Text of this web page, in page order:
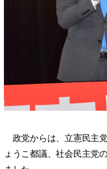
政党からは、立憲民主
ょうこ都議、社会民主党